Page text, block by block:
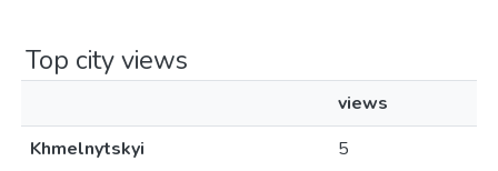
Top city views
views
Khmelnytskyi
5